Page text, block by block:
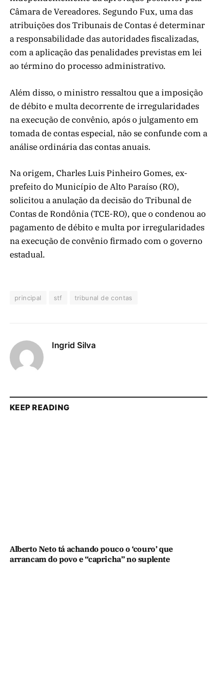
Câmara de Vereadores. Segundo Fux, uma das
atribuições dos Tribunais de Contas é determinar
a responsabilidade das autoridades fiscalizadas,
com a aplicação das penalidades previstas em lei
ao término do processo administrativo.
Além disso, o ministro ressaltou que a imposição
de débito e multa decorrente de irregularidades
na execução de convênio, após o julgamento em
tomada de contas especial, não se confunde com a
análise ordinária das contas anuais.
Na origem, Charles Luis Pinheiro Gomes, ex-
prefeito do Município de Alto Paraíso (RO),
solicitou a anulação da decisão do Tribunal de
Contas de Rondônia (TCE-RO), que o condenou ao
pagamento de débito e multa por irregularidades
na execução de convênio firmado com o governo
estadual.
principal stf tribunal de contas
Ingrid Silva
KEEP READING
Alberto Neto tá achando pouco o ‘couro’ que
arrancam do povo e “capricha” no suplente